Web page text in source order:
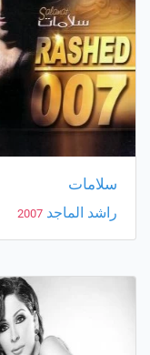
سلامات
راشد الماجد 2007